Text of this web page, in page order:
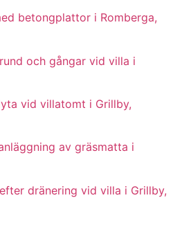
betongplattor i Romberga,
och gångar vid villa i
vid villatomt i Grillby,
av gräsmatta i
dränering vid villa i Grillby,